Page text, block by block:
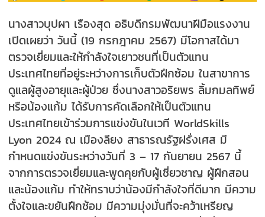
นางสาวบุปผา เรืองสุด อธิบดีกรมพัฒนาฝีมือแรงงาน
เปิดเผยว่า วันนี้ (19 กรกฎาคม 2567) มีโอกาสได้มา
ตรวจเยี่ยมและให้กำลังใจเยาวชนที่เป็นตัวแทน
ประเทศไทยที่อยู่ระหว่างการเก็บตัวฝึกซ้อม ในสาขาการ
ดูแลผู้สูงอายุและผู้ป่วย ซึ่งนางสาวอริยพร ลิ้มกมลทิพย์
หรือน้องแก้ม ได้รับการคัดเลือกให้เป็นตัวแทน
ประเทศไทยเข้าร่วมการแข่งขันในเวที WorldSkills
Lyon 2024 ณ เมืองลียง สาธารณรัฐฝรั่งเศส มี
กำหนดแข่งขันระหว่างวันที่ 3 – 17 กันยายน 2567 นี้
จากการตรวจเยี่ยมและพูดคุยกับผู้เชี่ยวชาญ ผู้ฝึกสอน
และน้องแก้ม ทำให้ทราบว่าน้องมีกำลังใจที่ดีมาก มีความ
ตั้งใจและขยันฝึกซ้อม มีความมุ่งมั่นที่จะคว้าเหรียญ